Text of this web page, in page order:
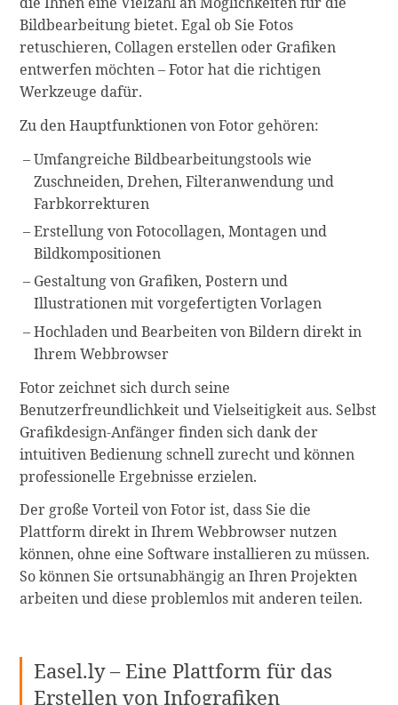
Bildbearbeitung bietet. Egal ob Sie Fotos
retuschieren, Collagen erstellen oder Grafiken
entwerfen möchten – Fotor hat die richtigen
Werkzeuge dafür.
Zu den Hauptfunktionen von Fotor gehören:
Umfangreiche Bildbearbeitungstools wie
Zuschneiden, Drehen, Filteranwendung und
Farbkorrekturen
Erstellung von Fotocollagen, Montagen und
Bildkompositionen
Gestaltung von Grafiken, Postern und
Illustrationen mit vorgefertigten Vorlagen
Hochladen und Bearbeiten von Bildern direkt in
Ihrem Webbrowser
Fotor zeichnet sich durch seine
Benutzerfreundlichkeit und Vielseitigkeit aus. Selbst
Grafikdesign-Anfänger finden sich dank der
intuitiven Bedienung schnell zurecht und können
professionelle Ergebnisse erzielen.
Der große Vorteil von Fotor ist, dass Sie die
Plattform direkt in Ihrem Webbrowser nutzen
können, ohne eine Software installieren zu müssen.
So können Sie ortsunabhängig an Ihren Projekten
arbeiten und diese problemlos mit anderen teilen.
Easel.ly – Eine Plattform für das
Erstellen von Infografiken